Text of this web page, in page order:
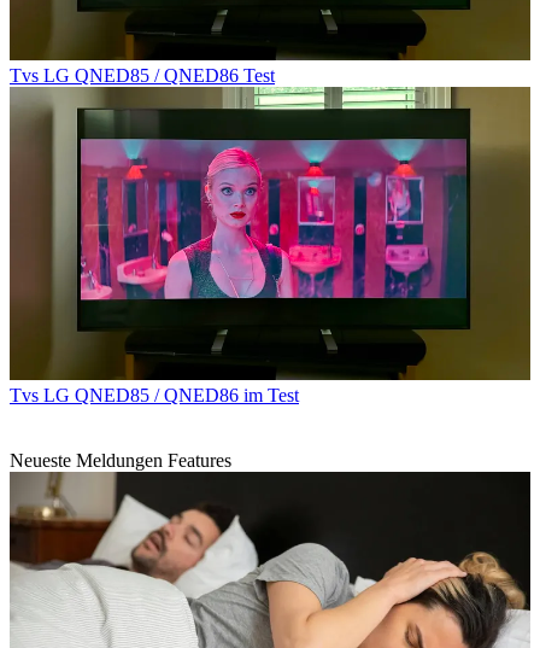
Tvs LG QNED85 / QNED86 Test
Tvs LG QNED85 / QNED86 im Test
Neueste Meldungen Features